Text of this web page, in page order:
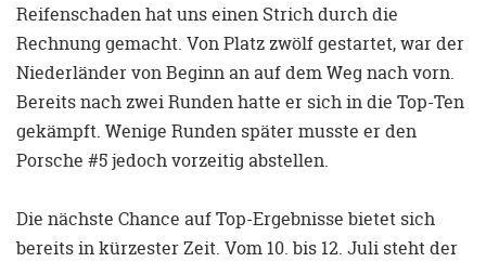
Reifenschaden hat uns einen Strich durch die
Rechnung gemacht. Von Platz zwölf gestartet, war der
Niederländer von Beginn an auf dem Weg nach vorn.
Bereits nach zwei Runden hatte er sich in die Top-Ten
gekämpft. Wenige Runden später musste er den
Porsche #5 jedoch vorzeitig abstellen.
Die nächste Chance auf Top-Ergebnisse bietet sich
bereits in kürzester Zeit. Vom 10. bis 12. Juli steht der